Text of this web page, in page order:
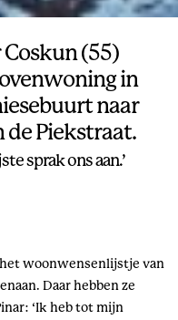
Coskun (55)
in
naar
de Piekstraat.
sprak ons aan.’
woonwensenlijstje van
Daar hebben ze
‘Ik heb tot mijn